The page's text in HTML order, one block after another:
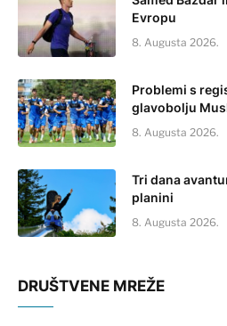
Evropu
8. Augusta 2026.
Problemi s
glavobolju
8. Augusta 2026.
Tri dana
planini
8. Augusta 2026.
DRUŠTVENE MREŽE